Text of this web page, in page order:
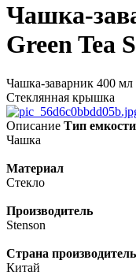
Чашка-
Green Tea
Чашка-заварник 400 мл
Стеклянная крышка
Описание Тип емкости
Чашка
Материал
Стекло
Производитель
Stenson
Страна производитель
Китай